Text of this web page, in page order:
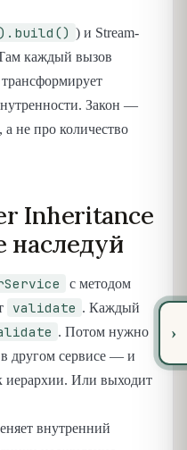
) и Stream-
каждый вызов
Закон —
а не про количество
Inheritance
наследуй
с методом
validate . Каждый
. Потом нужно
другом сервисе — и
иерархии. Или выходит
внутренний
›